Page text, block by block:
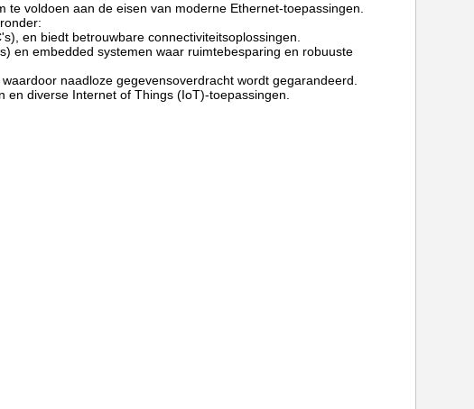
te voldoen aan de eisen van moderne Ethernet-toepassingen.
en biedt betrouwbare connectiviteitsoplossingen.
en embedded systemen waar ruimtebesparing en robuuste
naadloze gegevensoverdracht wordt gegarandeerd.
diverse Internet of Things (IoT)-toepassingen.